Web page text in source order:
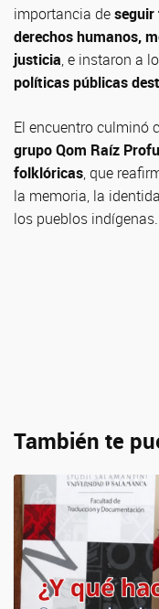
importancia deseguir
derechos humanos,
justicia, e instaron a
políticas públicas
El encuentro culminó
grupo Qom Raíz
folklóricas, que
la memoria, la
los pueblos indígenas.
También te